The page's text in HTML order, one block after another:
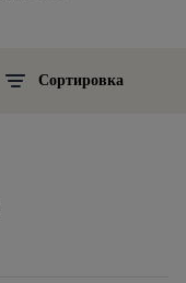
Сортировка